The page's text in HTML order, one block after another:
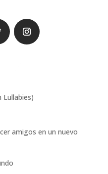
Lullabies)
amigos en un nuevo